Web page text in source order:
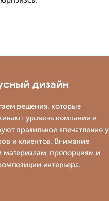
дизайн
решения, которые
уровень компании и
правильное впечатление у
и клиентов. Внимание
материалам, пропорциям и
интерьера.